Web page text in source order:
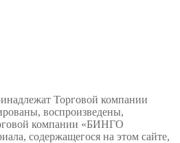
Торговой компании
воспроизведены,
компании «БИНГО
содержащегося на этом сайте,